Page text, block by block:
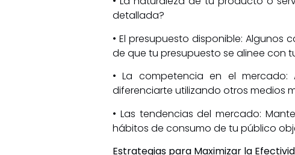
detallada?
• El presupuesto disponible:
de que tu presupuesto se alinee con
• La competencia en el
diferenciarte utilizando otros medios
• Las tendencias del mercado:
hábitos de consumo de tu público
Estrategias para Maximizar la